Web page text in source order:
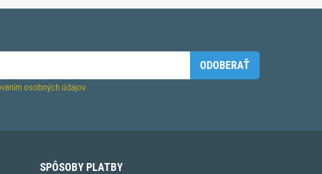
ODOBERAŤ
osobných údajov.
SPÔSOBY PLATBY